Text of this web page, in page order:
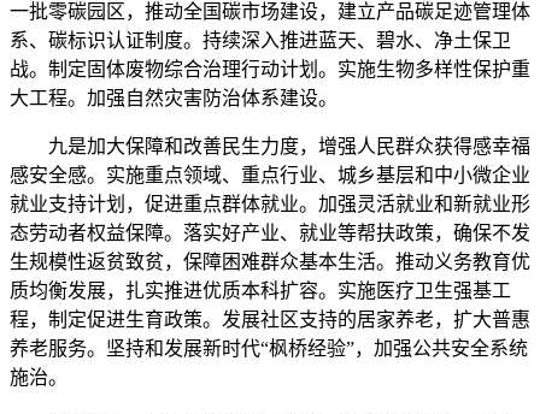
一批零碳园区，推动全国碳市场建设，建立产品碳足迹管理体
系、碳标识认证制度。持续深入推进蓝天、碧水、净土保卫
战。制定固体废物综合治理行动计划。实施生物多样性保护重
大工程。加强自然灾害防治体系建设。
九是加大保障和改善民生力度，增强人民群众获得感幸福
感安全感。实施重点领域、重点行业、城乡基层和中小微企业
就业支持计划，促进重点群体就业。加强灵活就业和新就业形
态劳动者权益保障。落实好产业、就业等帮扶政策，确保不发
生规模性返贫致贫，保障困难群众基本生活。推动义务教育优
质均衡发展，扎实推进优质本科扩容。实施医疗卫生强基工
程，制定促进生育政策。发展社区支持的居家养老，扩大普惠
养老服务。坚持和发展新时代“枫桥经验”，加强公共安全系统
施治。